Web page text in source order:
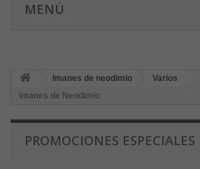
MENÚ
Imanes de neodimio Varios
imanes de Neodimio
PROMOCIONES ESPECIALES